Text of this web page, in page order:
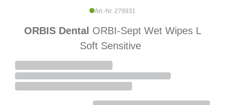
Art.-Nr. 278931
ORBIS Dental ORBI-Sept Wet Wipes L
Soft Sensitive